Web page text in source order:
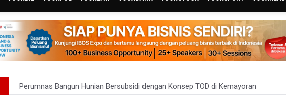
Perumnas Bangun Hunian Bersubsidi dengan Konsep TOD di Kemayoran